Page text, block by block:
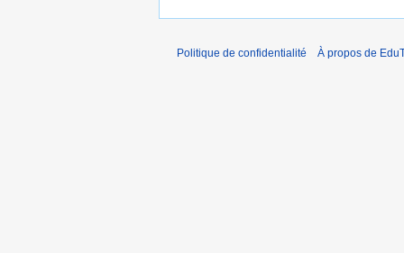
Politique de confidentialité À propos de